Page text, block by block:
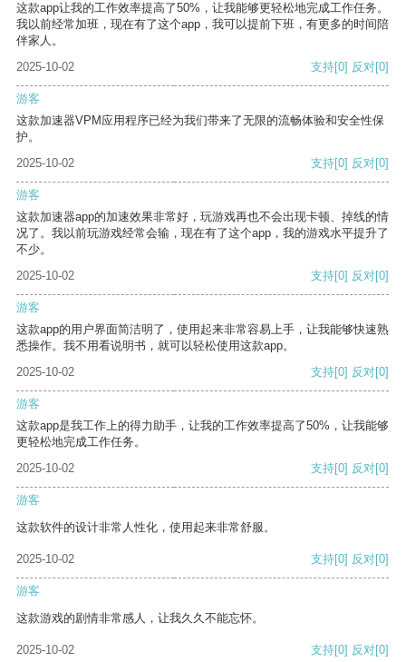
这款app让我的工作效率提高了50%，让我能够更轻松地完成工作任务。
我以前经常加班，现在有了这个app，我可以提前下班，有更多的时间陪
伴家人。
2025-10-02
支持[0] 反对[0]
游客
这款加速器VPM应用程序已经为我们带来了无限的流畅体验和安全性保
护。
2025-10-02
支持[0] 反对[0]
游客
这款加速器app的加速效果非常好，玩游戏再也不会出现卡顿、掉线的情
况了。我以前玩游戏经常会输，现在有了这个app，我的游戏水平提升了
不少。
2025-10-02
支持[0] 反对[0]
游客
这款app的用户界面简洁明了，使用起来非常容易上手，让我能够快速熟
悉操作。我不用看说明书，就可以轻松使用这款app。
2025-10-02
支持[0] 反对[0]
游客
这款app是我工作上的得力助手，让我的工作效率提高了50%，让我能够
更轻松地完成工作任务。
2025-10-02
支持[0] 反对[0]
游客
这款软件的设计非常人性化，使用起来非常舒服。
2025-10-02 支持[0] 反对[0]
游客
这款游戏的剧情非常感人，让我久久不能忘怀。
2025-10-02 支持[0] 反对[0]